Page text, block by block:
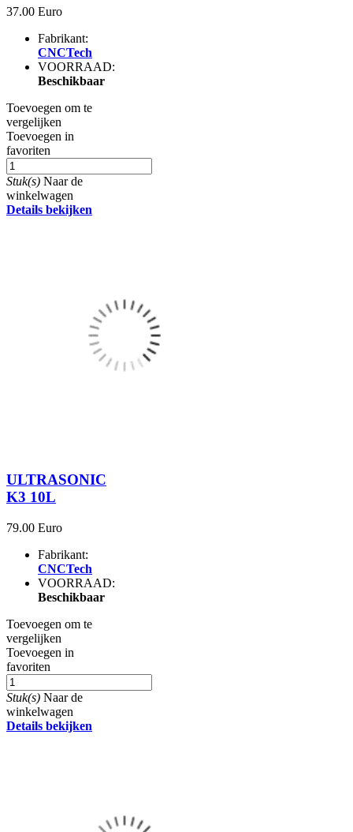
37.00 Euro
Fabrikant:
CNCTech
VOORRAAD:
Beschikbaar
Toevoegen om te
vergelijken
Toevoegen in
favoriten
Stuk(s) Naar de
winkelwagen
Details bekijken
ULTRASONIC
K3 10L
79.00 Euro
Fabrikant:
CNCTech
VOORRAAD:
Beschikbaar
Toevoegen om te
vergelijken
Toevoegen in
favoriten
Stuk(s) Naar de
winkelwagen
Details bekijken